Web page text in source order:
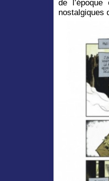
de
nostalgiques